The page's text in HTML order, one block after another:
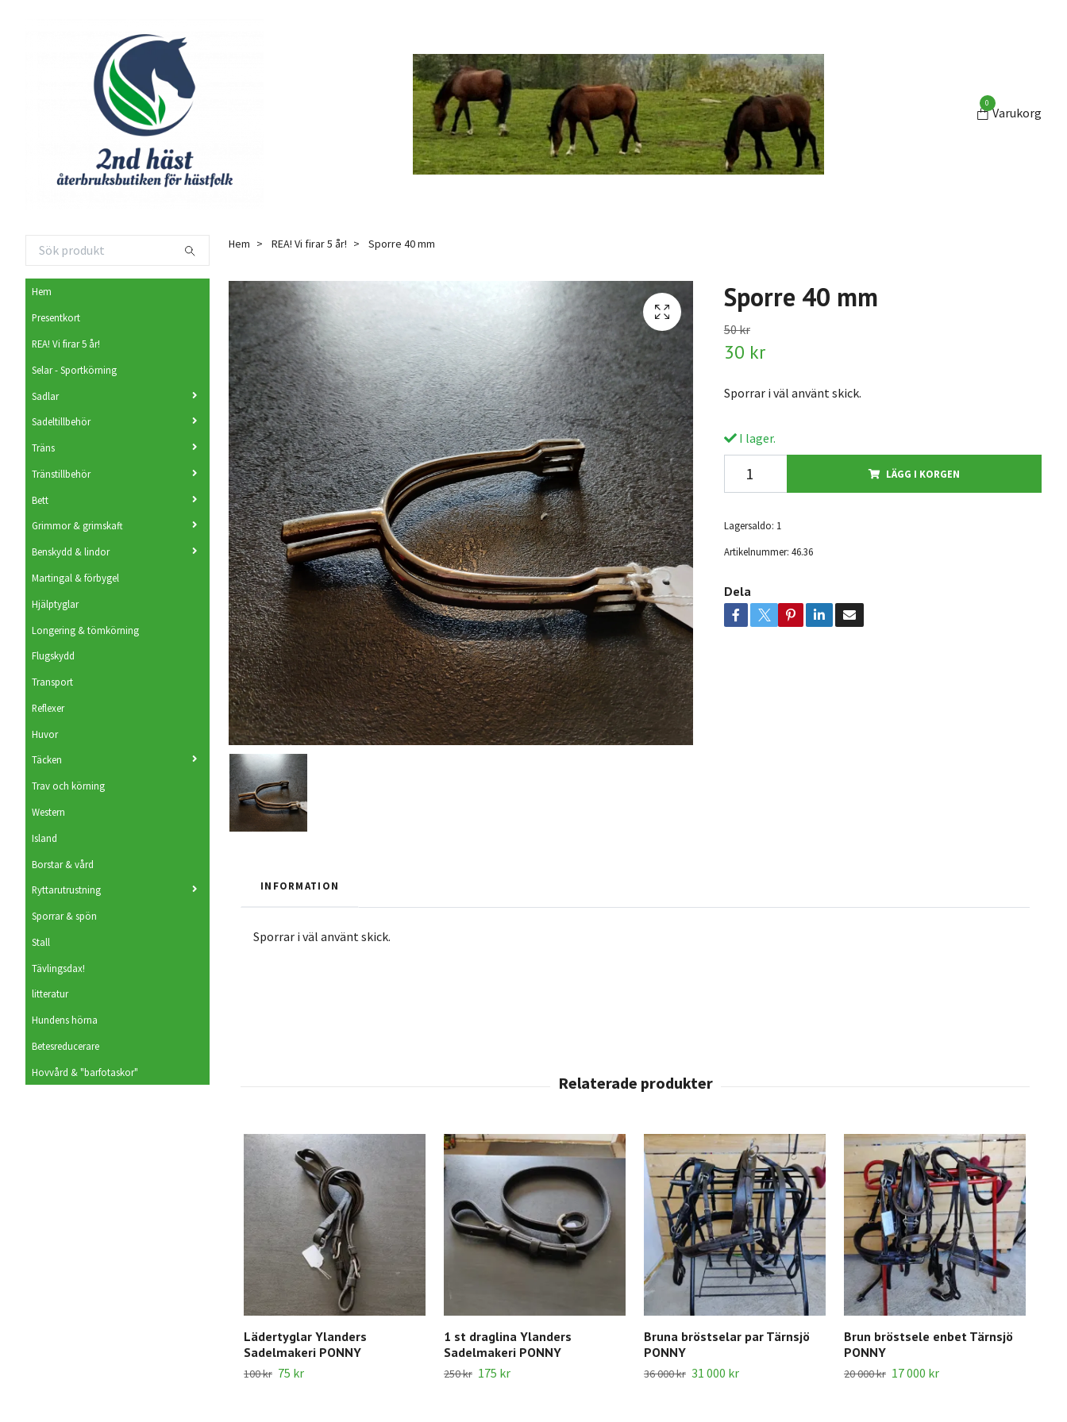
0
Varukorg
Hem
Presentkort
REA! Vi firar 5 år!
Selar - Sportkörning
Sadlar
Sadeltillbehör
Träns
Tränstillbehör
Bett
Grimmor & grimskaft
Benskydd & lindor
Martingal & förbygel
Hjälptyglar
Longering & tömkörning
Flugskydd
Transport
Reflexer
Huvor
Täcken
Trav och körning
Western
Island
Borstar & vård
Ryttarutrustning
Sporrar & spön
Stall
Tävlingsdax!
litteratur
Hundens hörna
Betesreducerare
Hovvård & "barfotaskor"
Hem REA! Vi firar 5 år! Sporre 40 mm
Sporre 40 mm
50 kr
30 kr
Sporrar i väl använt skick.
I lager.
LÄGG I KORGEN
Lagersaldo: 1
Artikelnummer: 46.36
Dela
INFORMATION
Sporrar i väl använt skick.
Lädertyglar Ylanders
Sadelmakeri PONNY
100 kr 75 kr
1 st draglina Ylanders
Sadelmakeri PONNY
250 kr 175 kr
Bruna bröstselar par Tärnsjö
PONNY
36 000 kr 31 000 kr
Brun bröstsele enbet Tärnsjö
PONNY
20 000 kr 17 000 kr